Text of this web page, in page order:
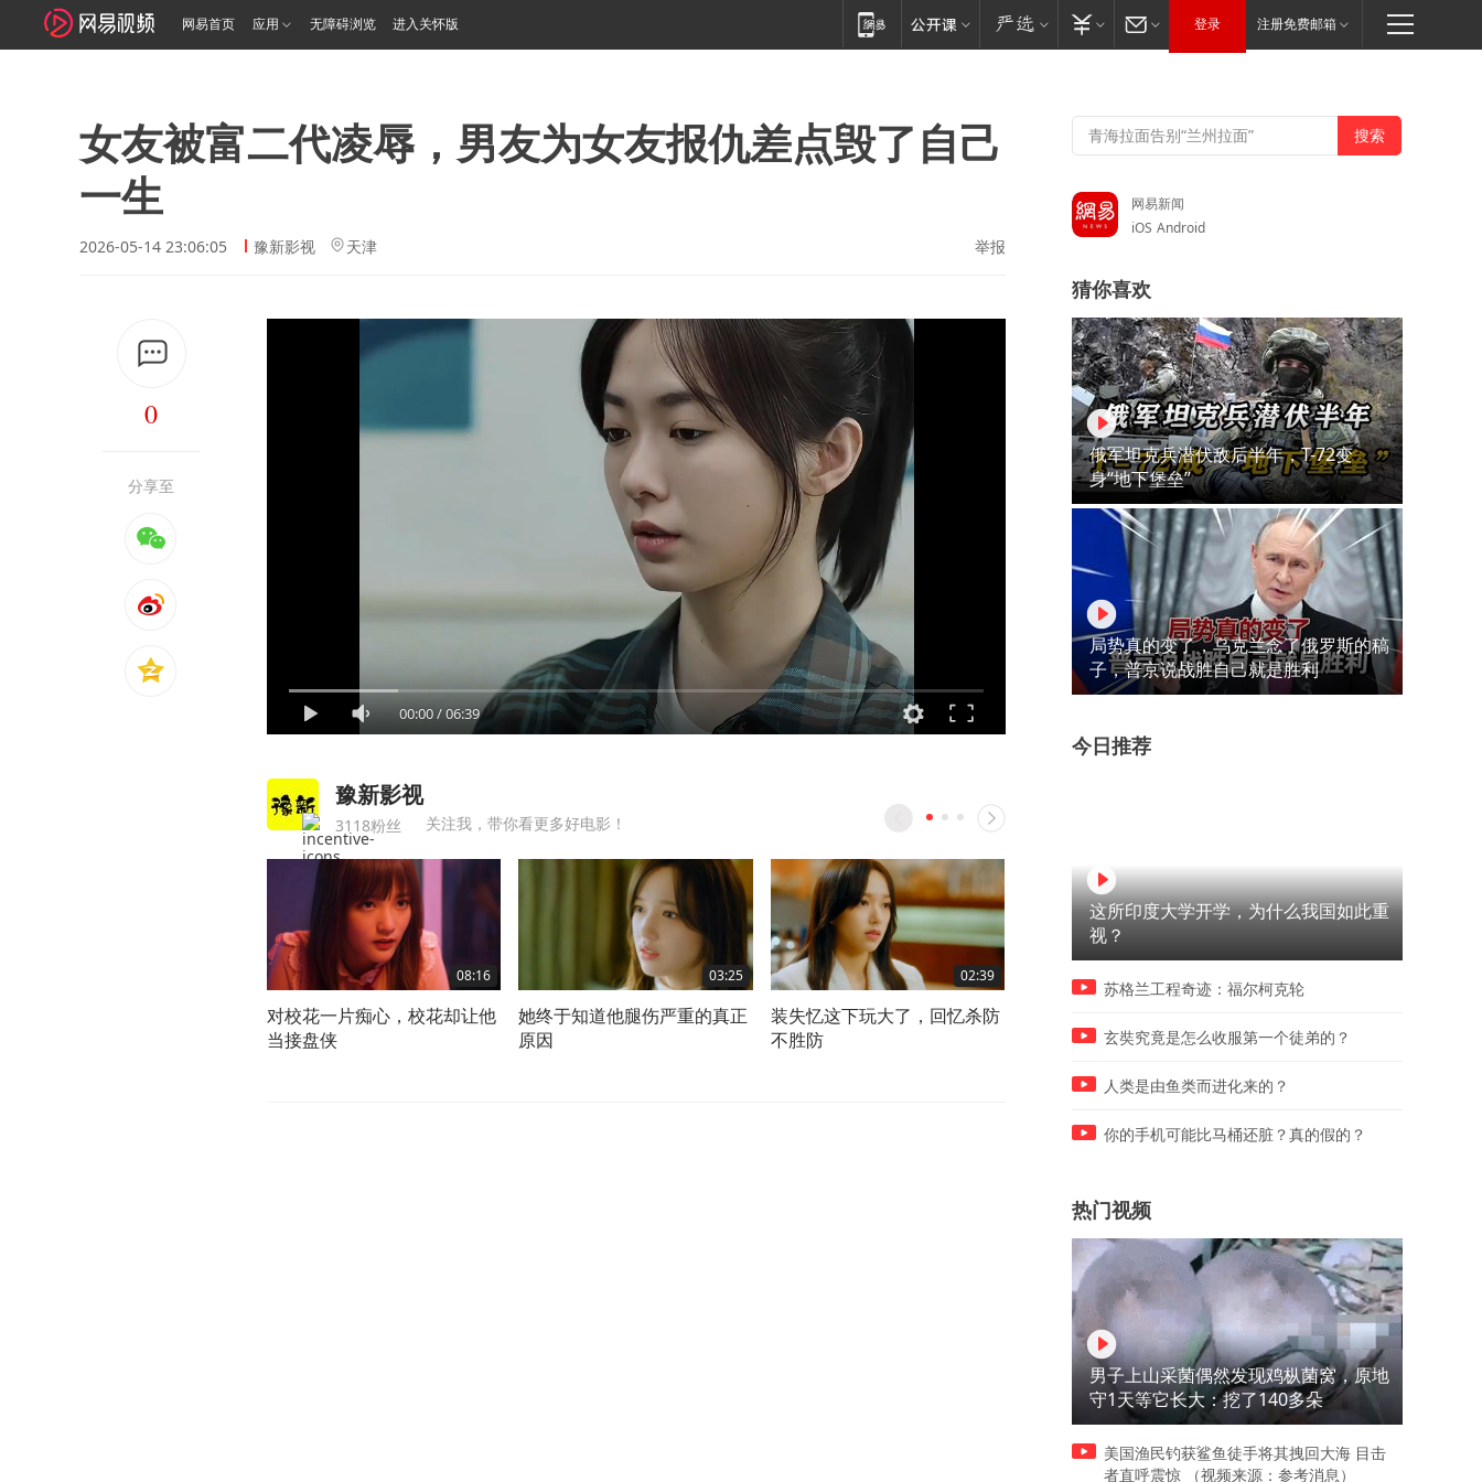
网易首页 应用 无障碍浏览 进入关怀版 登录 注册免费邮箱
女友被富二代凌辱，男友为女友报仇差点毁了自己
一生
2026-05-14 23:06:05 豫新影视 天津 举报
0
分享至
00:00/06:39
豫新影视
3118粉丝 关注我，带你看更多好电影！
08:16
对校花一片痴心，校花却让他
当接盘侠
03:25
她终于知道他腿伤严重的真正
原因
02:39
装失忆这下玩大了，回忆杀防
不胜防
贴了一张药膏，将他拿下问话
一，直接引起全校轰动
网易新闻
iOS Android
猜你喜欢
俄军坦克兵潜伏敌后半年，T-72变
身“地下堡垒”
局势真的变了，乌克兰念了俄罗斯的稿
子，普京说战胜自己就是胜利
今日推荐
这所印度大学开学，为什么我国如此重
视？
苏格兰工程奇迹：福尔柯克轮
玄奘究竟是怎么收服第一个徒弟的？
人类是由鱼类而进化来的？
你的手机可能比马桶还脏？真的假的？
热门视频
男子上山采菌偶然发现鸡枞菌窝，原地
守1天等它长大：挖了140多朵
美国渔民钓获鲨鱼徒手将其拽回大海 目击
者直呼震惊 （视频来源：参考消息）